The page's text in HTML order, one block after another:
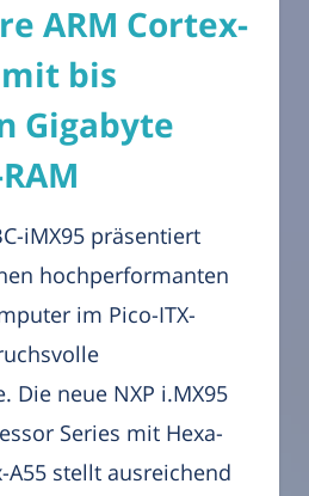
ARM Cortex-
mit bis
Gigabyte
iMX95 präsentiert
hochperformanten
im Pico-ITX-
Die neue NXP i.MX95
Series mit Hexa-
A55 stellt ausreichend